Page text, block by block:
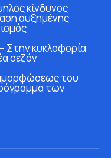
κίνδυνος
αυξημένης
Στην κυκλοφορία
σεζόν
του
των